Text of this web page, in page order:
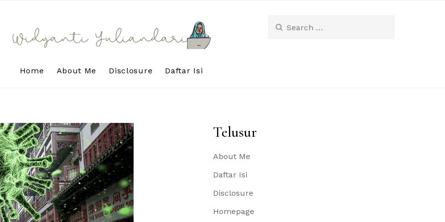
for:
Home About Me Disclosure Daftar Isi
Telusur
About Me
Daftar Isi
Disclosure
Homepage